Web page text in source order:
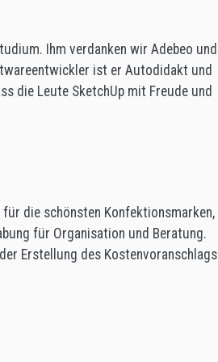
Ihm verdanken wir Adebeo und
ist er Autodidakt und
die Leute SketchUp mit Freude und
die schönsten Konfektionsmarken,
für Organisation und Beratung.
Erstellung des Kostenvoranschlags